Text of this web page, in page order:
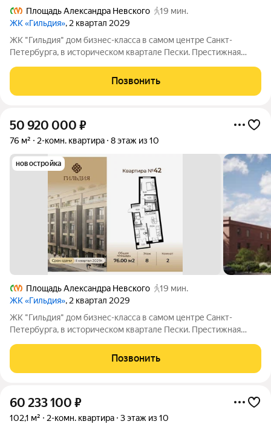
Площадь Александра Невского
19 мин.
ЖК «Гильдия», 2 квартал 2029
ЖК "Гильдия" дом бизнес-класса в самом центре Санкт-
Петербурга, в историческом квартале Пески. Престижная
"Гильдия" создана продуманная внутренняя инфраструктура
для полноценного отдыха и работы.
Позвонить
50 920 000 ₽
76 м² 2-комн. квартира 8 этаж из 10
новостройка
Площадь Александра Невского
19 мин.
ЖК «Гильдия», 2 квартал 2029
ЖК "Гильдия" дом бизнес-класса в самом центре Санкт-
Петербурга, в историческом квартале Пески. Престижная
"Гильдия" создана продуманная внутренняя инфраструктура
для полноценного отдыха и работы.
Позвонить
60 233 100 ₽
102,1 м² 2-комн. квартира 3 этаж из 10